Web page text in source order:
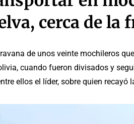
cerca de la
de unos veinte mochileros
cuando fueron divisados y
ellos el líder, sobre quien recayó